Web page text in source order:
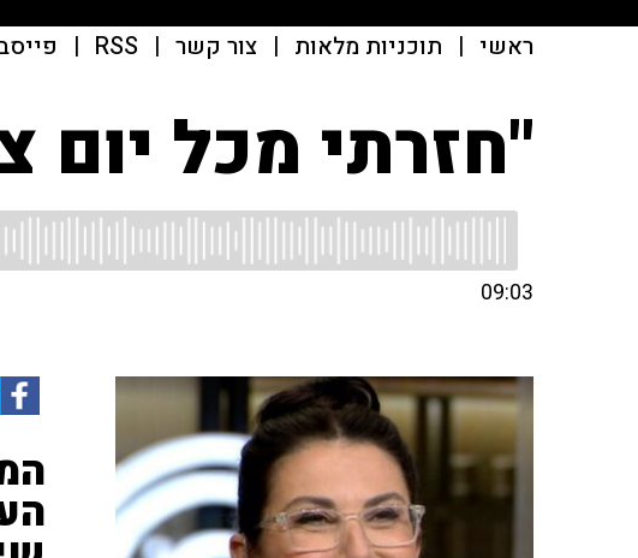
ראשי | תוכניות מלאות | צור קשר |
RSS
|
"חזרתי מכל יום
09:03